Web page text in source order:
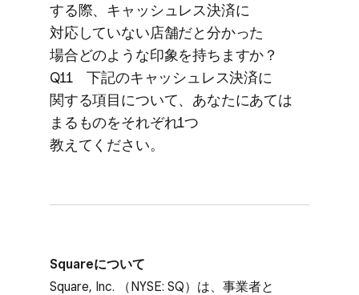
する​際、​キャッシュレス決済に​
対応していない​店舗だと​分かった​
場合どのような​印象を​持ちますか？
Q11 下記の​キャッシュレス決済に​
関する​項目に​ついて、​あなたに​あては​
まる​ものを​それぞれ1つ​
教えてください。
Squareに​ついて
Square, Inc. ​（NYSE: SQ）は、​事業者と​